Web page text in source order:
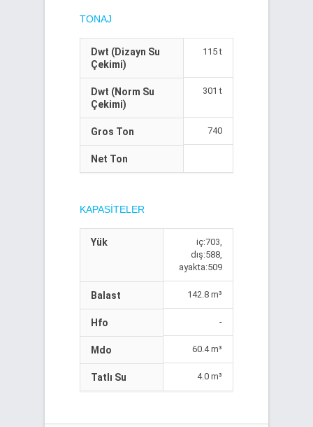
TONAJ
Dwt (Dizayn Su
Çekimi)
115 t
Dwt (Norm Su
Çekimi)
301 t
Gros Ton 740
Net Ton
KAPASITELER
Yük
iç:703,
dış:588,
ayakta:509
Balast 142.8 m³
Hfo -
Mdo 60.4 m³
Tatlı Su 4.0 m³